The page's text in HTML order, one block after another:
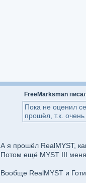
FreeMarksman
Пока не оценил
прошёл, т.к.
А я прошёл RealMYST,
Потом ещё MYST III меня
Вообще RealMYST и